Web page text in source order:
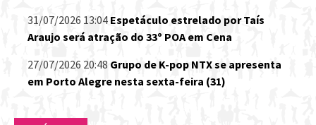
31/07/2026 13:04 Espetáculo estrelado por Taís
Araujo será atração do 33º POA em Cena
27/07/2026 20:48 Grupo de K-pop NTX se apresenta
em Porto Alegre nesta sexta-feira (31)